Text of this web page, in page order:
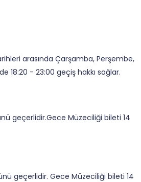
arasında Çarşamba, Perşembe,
18:20 - 23:00 geçiş hakkı sağlar.
geçerlidir.Gece Müzeciliği bileti 14
geçerlidir. Gece Müzeciliği bileti 14